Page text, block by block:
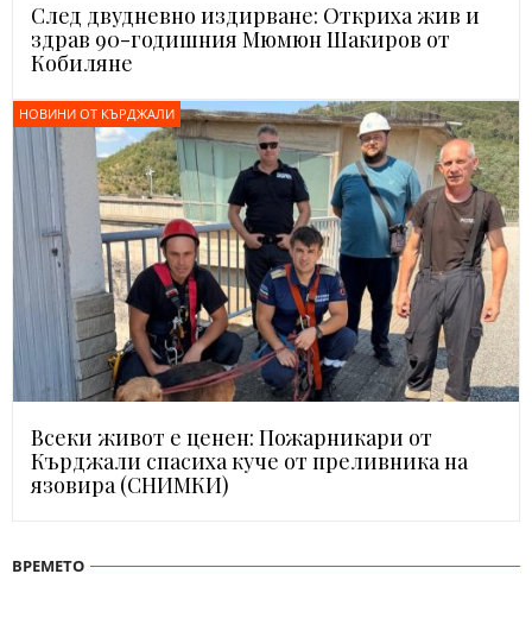
След двудневно издирване: Откриха жив и
здрав 90-годишния Мюмюн Шакиров от
Кобиляне
НОВИНИ ОТ КЪРДЖАЛИ
Всеки живот е ценен: Пожарникари от
Кърджали спасиха куче от преливника на
язовира (СНИМКИ)
ВРЕМЕТО